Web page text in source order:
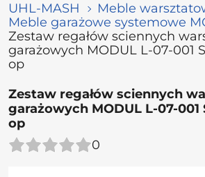
UHL-MASH
Meble
Meble garażowe systemowe
Zestaw regałów sciennych
garażowych MODUL L-07-001
op
Zestaw regałów sciennych
garażowych MODUL L-07-001
op
0